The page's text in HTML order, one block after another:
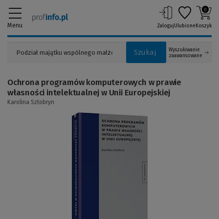
Menu
Szukaj
Wyszukiwanie
zaawansowane
ZalogujUlubione
0
Koszyk
(Link
Ochrona programów komputerowych w prawie
własności intelektualnej w Unii Europejskiej
Karolina Sztobryn